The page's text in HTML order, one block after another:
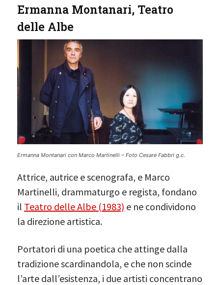
Ermanna Montanari, Teatro
delle Albe
Ermanna Montanari con Marco Martinelli – Foto Cesare Fabbri g.c.
Attrice, autrice e scenografa, e Marco
Martinelli, drammaturgo e regista, fondano
il Teatro delle Albe (1983) e ne condividono
la direzione artistica.
Portatori di una poetica che attinge dalla
tradizione scardinandola, e che non scinde
l’arte dall’esistenza, i due artisti concentrano